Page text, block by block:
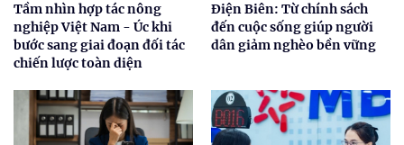
Tầm nhìn hợp tác nông
nghiệp Việt Nam - Úc khi
bước sang giai đoạn đối tác
chiến lược toàn diện
Điện Biên: Từ chính sách
đến cuộc sống giúp người
dân giảm nghèo bền vững